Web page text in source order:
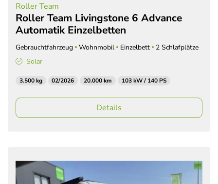
Roller Team
Roller Team Livingstone 6 Advance
Automatik Einzelbetten
Gebrauchtfahrzeug Wohnmobil Einzelbett 2 Schlafplätze
Solar
3.500 kg 02/2026 20.000 km 103 kW / 140 PS
Details